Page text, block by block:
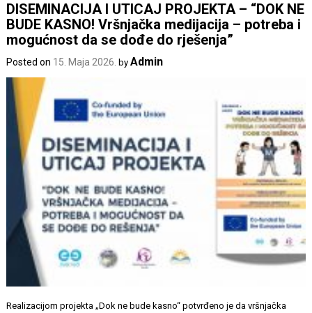
DISEMINACIJA I UTICAJ PROJEKTA – “DOK NE
BUDE KASNO! Vršnjačka medijacija – potreba i
mogućnost da se dođe do rješenja”
Posted on 15. Maja 2026. byAdmin
Realizacijom projekta „Dok ne bude kasno“ potvrđeno je da vršnjačka